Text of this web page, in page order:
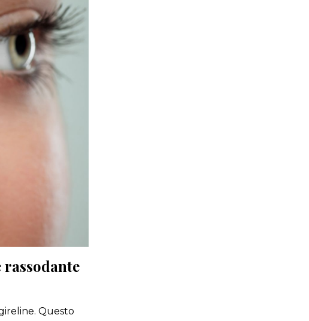
Questo